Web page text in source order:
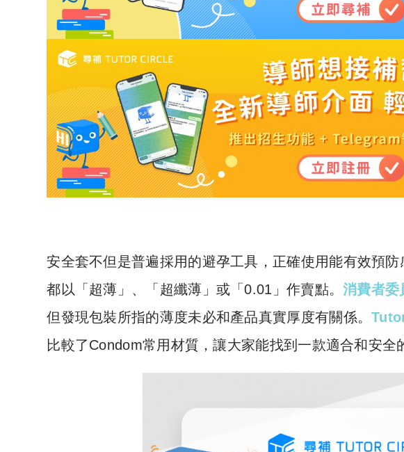
安全套不但是普遍採用的避孕工具，正確使用能有效預
都以「超薄」、「超纖薄」或「0.01」作賣點。消費者委
但發現包裝所指的薄度未必和產品真實厚度有關係。
比較了Condom常用材質，讓大家能找到一款適合和安全